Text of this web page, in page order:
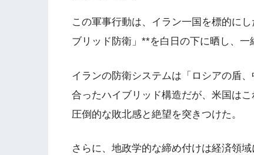
この軍事行動は、イラン一国を標的に
ブリッド防衛」**を白日の下に晒し、一
イランの防衛システムは「ロシアの盾
合ったハイブリッド構造だが、米国は
圧倒的な敗北感と絶望を突きつけた。
さらに、地政学的な締め付けは経済領